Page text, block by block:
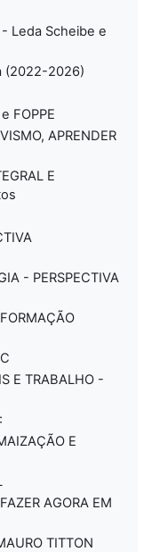
Leda Scheibe e
(2022-2026)
FOPPE
APRENDER
E
- PERSPECTIVA
E TRABALHO -
E
AGORA EM
TITTON